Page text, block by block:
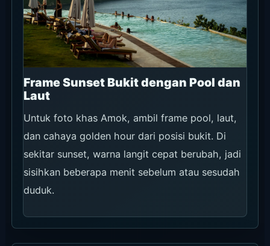
Frame Sunset Bukit dengan Pool dan
Laut
Untuk foto khas Amok, ambil frame pool, laut,
dan cahaya golden hour dari posisi bukit. Di
sekitar sunset, warna langit cepat berubah, jadi
sisihkan beberapa menit sebelum atau sesudah
duduk.